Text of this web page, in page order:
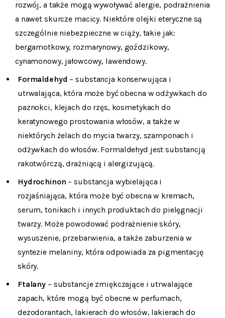
rozwój, a także mogą wywoływać alergie, podrażnienia
a nawet skurcze macicy. Niektóre olejki eteryczne są
szczególnie niebezpieczne w ciąży, takie jak:
bergamotkowy, rozmarynowy, goździkowy,
cynamonowy, jałowcowy, lawendowy.
Formaldehyd – substancja konserwująca i
utrwalająca, która może być obecna w odżywkach do
paznokci, klejach do rzęs, kosmetykach do
keratynowego prostowania włosów, a także w
niektórych żelach do mycia twarzy, szamponach i
odżywkach do włosów. Formaldehyd jest substancją
rakotwórczą, drażniącą i alergizującą.
Hydrochinon – substancja wybielająca i
rozjaśniająca, która może być obecna w kremach,
serum, tonikach i innych produktach do pielęgnacji
twarzy. Może powodować podrażnienie skóry,
wysuszenie, przebarwienia, a także zaburzenia w
syntezie melaniny, która odpowiada za pigmentację
skóry.
Ftalany – substancje zmiękczające i utrwalające
zapach, które mogą być obecne w perfumach,
dezodorantach, lakierach do włosów, lakierach do